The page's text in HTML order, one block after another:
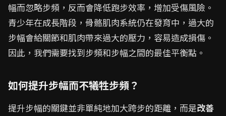
幅而忽略步頻，反而會降低跑步效率，增加受傷風險。
青少年在成長階段，骨骼肌肉系統仍在發育中，過大的
步幅會給關節和肌肉帶來過大的壓力，容易造成損傷。
因此，我們需要找到步頻和步幅之間的最佳平衡點。
如何提升步幅而不犧牲步頻？
提升步幅的關鍵並非單純地加大跨步的距離，而是改善